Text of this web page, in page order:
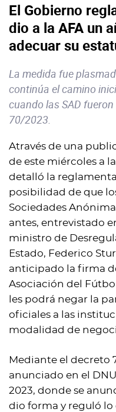
El Gobierno
dio a la AFA un
adecuar su
La medida fue
continúa el camino
cuando las SAD
70/2023.
Através de una
de este miércoles a
detalló la
posibilidad de que
Sociedades
antes, entrevistado
ministro de
Estado, Federico
anticipado la firma
Asociación del
les podrá negar la
oficiales a las
modalidad de
Mediante el decreto
anunciado en el
2023, donde se
dio forma y reguló